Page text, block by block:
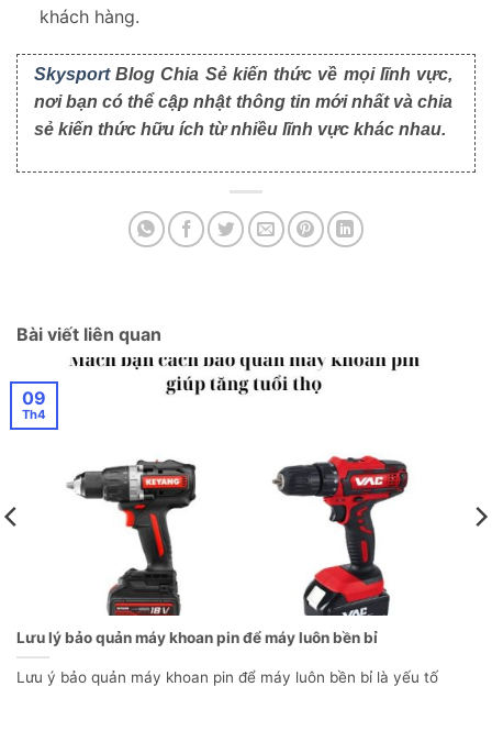
khách hàng.
SkysportBlog Chia Sẻ kiến thức về mọi lĩnh vực,
nơi bạn có thể cập nhật thông tin mới nhất và chia
sẻ kiến thức hữu ích từ nhiều lĩnh vực khác nhau.
Bài viết liên quan
Lưu lý bảo quản máy khoan pin để máy luôn bền bỉ
Lưu ý bảo quản máy khoan pin để máy luôn bền bỉ là yếu tố
09
Th4